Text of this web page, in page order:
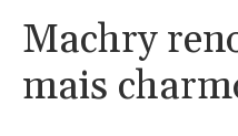
Machry
mais